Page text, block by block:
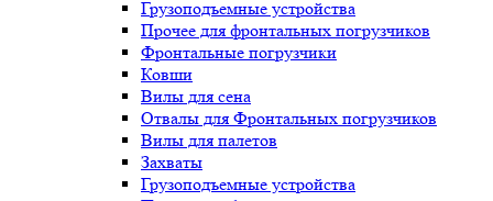
Грузоподъемные устройства
Прочее для фронтальных погрузчиков
Фронтальные погрузчики
Ковши
Вилы для сена
Отвалы для Фронтальных погрузчиков
Вилы для палетов
Захваты
Грузоподъемные устройства